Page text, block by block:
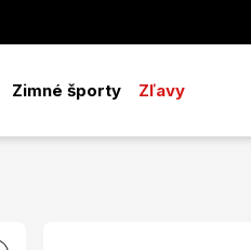
Zimné športy Zľavy